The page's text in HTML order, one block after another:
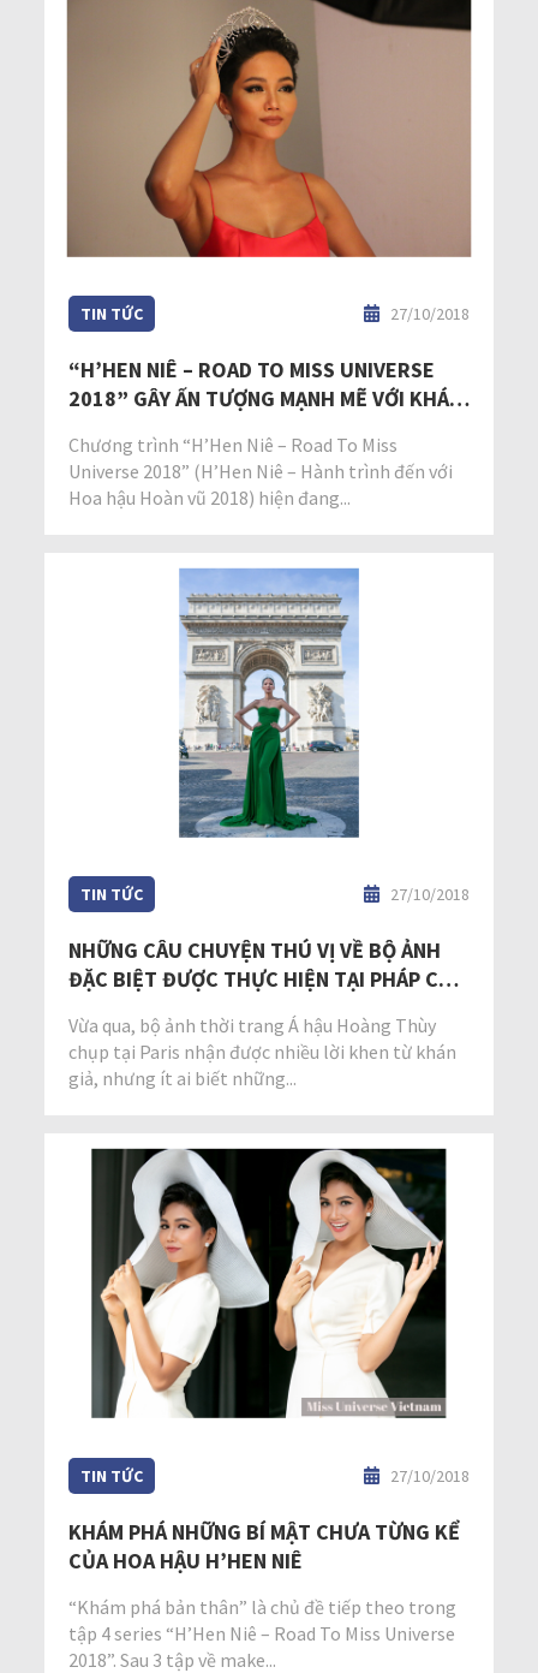
TIN TỨC 27/10/2018
“H’HEN NIÊ – ROAD TO MISS UNIVERSE
2018” GÂY ẤN TƯỢNG MẠNH MẼ VỚI KHÁN
Chương trình “H’Hen Niê – Road To Miss
Universe 2018” (H’Hen Niê – Hành trình đến với
Hoa hậu Hoàn vũ 2018) hiện đang...
TIN TỨC 27/10/2018
NHỮNG CÂU CHUYỆN THÚ VỊ VỀ BỘ ẢNH
ĐẶC BIỆT ĐƯỢC THỰC HIỆN TẠI PHÁP CỦA
Vừa qua, bộ ảnh thời trang Á hậu Hoàng Thùy
chụp tại Paris nhận được nhiều lời khen từ khán
giả, nhưng ít ai biết những...
TIN TỨC 27/10/2018
KHÁM PHÁ NHỮNG BÍ MẬT CHƯA TỪNG KỂ
CỦA HOA HẬU H’HEN NIÊ
“Khám phá bản thân” là chủ đề tiếp theo trong
tập 4 series “H’Hen Niê – Road To Miss Universe
2018”. Sau 3 tập về make...